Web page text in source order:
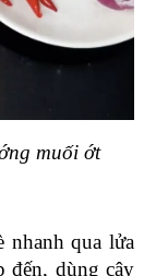
muối ớt
nhanh qua lửa
đến, dùng cây